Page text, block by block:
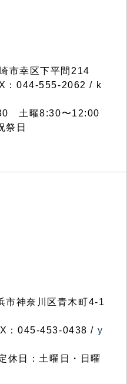
市幸区下平間214
：044-555-2062 / k
土曜8:30〜12:00
祭日
神奈川区青木町4-1
：045-453-0438 / y
休日：土曜日・日曜